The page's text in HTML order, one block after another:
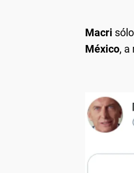
Macri
México, a